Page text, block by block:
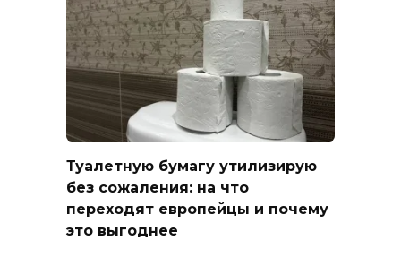
Туалетную бумагу утилизирую
без сожаления: на что
переходят европейцы и почему
это выгоднее